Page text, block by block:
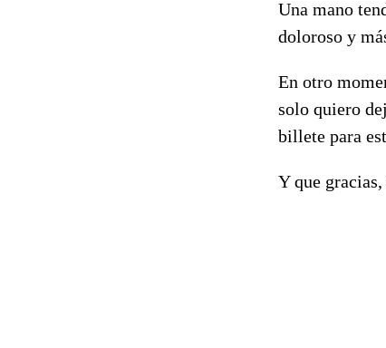
Una mano
doloroso y
En otro
solo quiero
billete para
Y que